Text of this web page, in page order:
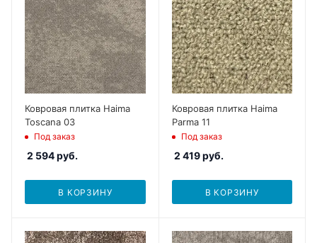
Ковровая плитка Haima
Toscana 03
Под заказ
2 594руб.
В КОРЗИНУ
Ковровая плитка Haima
Parma 11
Под заказ
2 419руб.
В КОРЗИНУ